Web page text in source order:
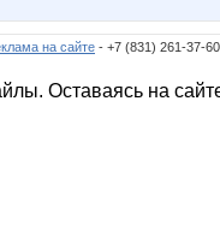
на сайте - +7 (831) 261-37-60
Оставаясь на